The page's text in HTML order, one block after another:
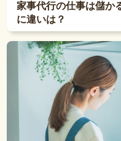
家事代行の仕事は儲か
に違いは？